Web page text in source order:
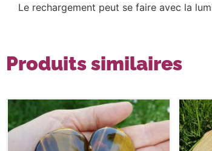
Le rechargement peut se faire avec la
Produits similaires